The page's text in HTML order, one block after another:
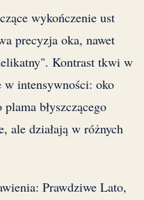
wykończenie ust
precyzja oka, nawet
Kontrast tkwi w
intensywności: oko
błyszczącego
ale działają w różnych
Prawdziwe Lato,